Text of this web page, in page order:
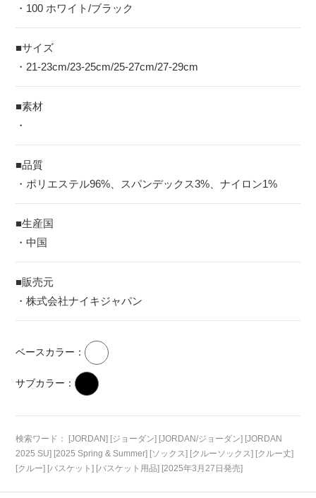
・100 ホワイト/ブラック
■サイズ
・21-23cm/23-25cm/25-27cm/27-29cm
■素材
・
■品質
・ポリエステル96%、スパンデックス3%、ナイロン1%
■生産国
・中国
■販売元
・株式会社ナイキジャパン
ベースカラー：
サブカラー：
検索ワード： [JORDAN] [ジョーダン] [JORDAN/ジョーダン] [JORDAN
2025 SU] [2025 Spring & Summer] [ソックス] [クルーソックス] [クルー丈]
[クルー] [バスケット] [バスケット用品] [2025年3月27日発売]